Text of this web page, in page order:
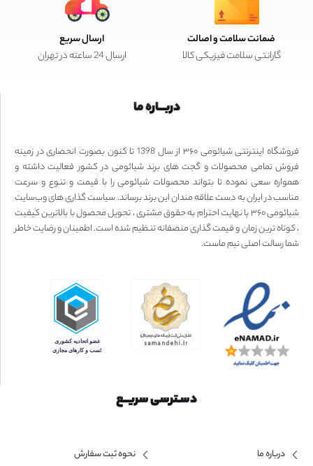
ضمانت سلامت و اصالت
گارانتی سلامت فیزیکی کالا
ارسال سریع
ارسال 24 ساعته در تهران
دربـــاره ما
فروشگاه اینترنتی شیائومی ۳۶۰ از سال 1398 تا کنون بصورت انحصاری در زمینه
فروش تمامی محصولات و گجت های برند شیائومی در کشور فعالیت داشته و
همواره سعی نموده تا بتواند محصولات شیائومی را با قیمت و تنوع و سرعت
مناسب در ایران به دست علاقه مندان این برند برساند. سیاست گذاری های وب‌سایت
شیائومی ۳۶۰ با نهایت احترام به حقوق مشتری ، تحویل محصول با بالاترین کیفیت
، کوتاه ترین زمان و قیمت گذاری منصفانه تنظیم شده است. اطمینان و رضایت خاطر
شما رسالت اصلی تیم ماست.
دسـترسی سریــع
درباره ما
نحوه ثبت سفارش